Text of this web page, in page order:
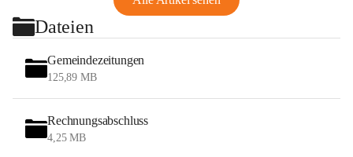
Dateien
Gemeindezeitungen
125,89 MB
Rechnungsabschluss
4,25 MB